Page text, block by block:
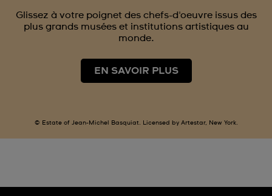
Glissez à votre poignet des chefs-d'oeuvre issus des
plus grands musées et institutions artistiques au
monde.
EN SAVOIR PLUS
© Estate of Jean-Michel Basquiat. Licensed by Artestar, New York.